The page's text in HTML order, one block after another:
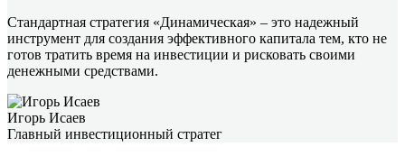
Стандартная стратегия «Динамическая» – это надежный
инструмент для создания эффективного капитала тем, кто не
готов тратить время на инвестиции и рисковать своими
денежными средствами.
Игорь Исаев
Главный инвестиционный стратег